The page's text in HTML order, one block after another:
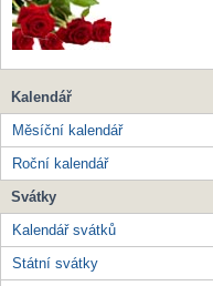
Kalendář
Měsíční kalendář
Roční kalendář
Svátky
Kalendář svátků
Státní svátky